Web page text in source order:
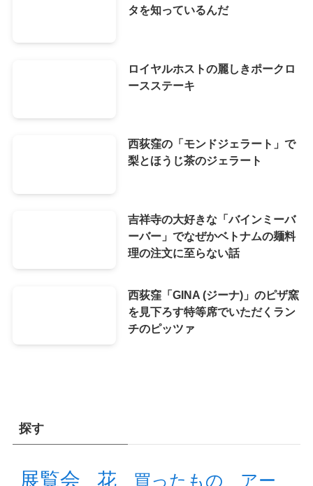
タを知っているんだ
ロイヤルホストの麗しきポークロ
ースステーキ
西荻窪の「モンドジェラート」で
梨とほうじ茶のジェラート
吉祥寺の大好きな「バインミーバ
ーバー」でなぜかベトナムの麺料
理の注文に至らない話
西荻窪「GINA (ジーナ)」のピザ窯
を見下ろす特等席でいただくラン
チのピッツァ
探す
展覧会 花 買ったもの アー